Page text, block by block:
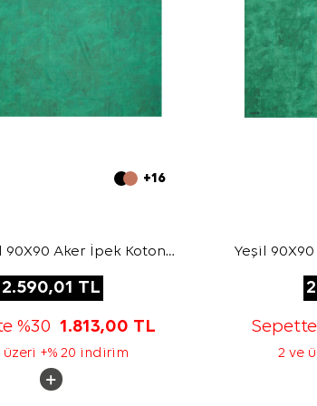
+16
90X90 Aker İpek Koton
2.590,01 TL
%30 1.813,00 TL
üzeri +% 20 indirim
Yeşil
2 ve